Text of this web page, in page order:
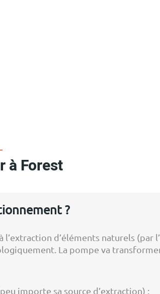
à Forest
?
d’éléments naturels (par
La pompe va
importe sa source d’extraction) :